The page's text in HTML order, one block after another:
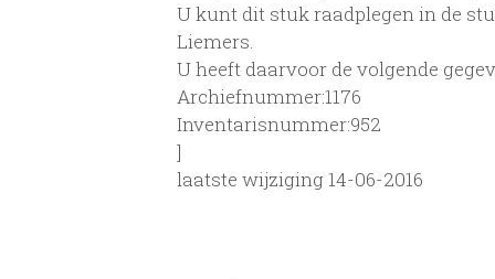
U kunt dit stuk raadplegen in de
Liemers.
U heeft daarvoor de volgende
Archiefnummer:1176
Inventarisnummer:952
]
laatste wijziging 14-06-2016